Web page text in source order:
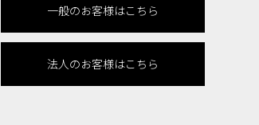
一般のお客様はこちら
法人のお客様はこちら